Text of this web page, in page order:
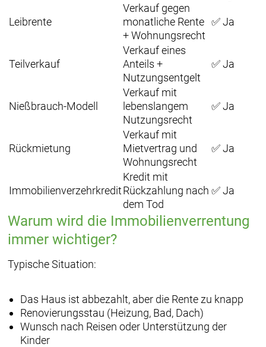
Leibrente
Verkauf gegen
monatliche Rente
+ Wohnungsrecht
✅ Ja
Teilverkauf
Verkauf eines
Anteils +
Nutzungsentgelt
✅ Ja
Nießbrauch-Modell
Verkauf mit
lebenslangem
Nutzungsrecht
✅ Ja
Rückmietung
Verkauf mit
Mietvertrag und
Wohnungsrecht
✅ Ja
Immobilienverzehrkredit
Kredit mit
Rückzahlung nach
dem Tod
✅ Ja
Warum wird die Immobilienverrentung
immer wichtiger?
Typische Situation:
Das Haus ist abbezahlt, aber die Rente zu knapp
Renovierungsstau (Heizung, Bad, Dach)
Wunsch nach Reisen oder Unterstützung der
Kinder